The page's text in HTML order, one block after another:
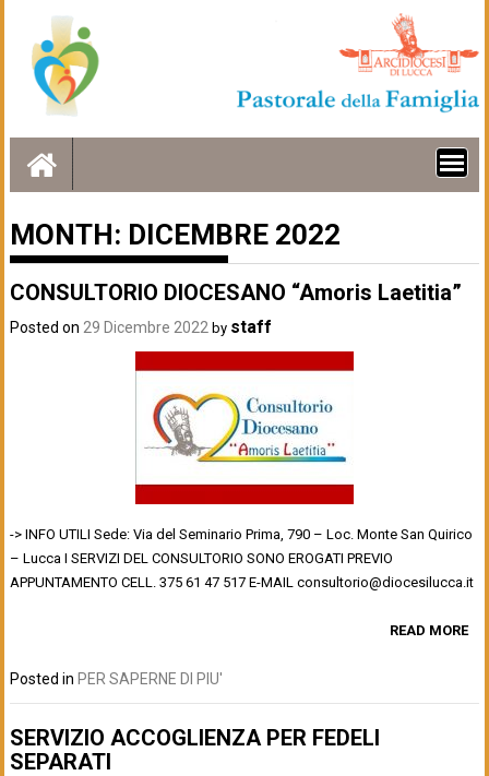
content
MONTH: DICEMBRE 2022
CONSULTORIO DIOCESANO “Amoris Laetitia”
Posted on29 Dicembre 2022 by staff
-> INFO UTILI Sede: Via del Seminario Prima, 790 – Loc. Monte San Quirico
– Lucca I SERVIZI DEL CONSULTORIO SONO EROGATI PREVIO
APPUNTAMENTO CELL. 375 61 47 517 E-MAIL consultorio@diocesilucca.it
READ MORE
Posted in PER SAPERNE DI PIU'
SERVIZIO ACCOGLIENZA PER FEDELI
SEPARATI